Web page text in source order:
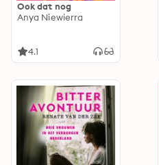
Ook dat nog
Anya Niewierra
4.1